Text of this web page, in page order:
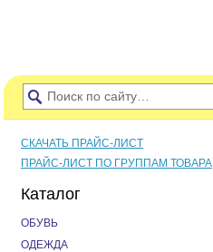
СКАЧАТЬ ПРАЙС-ЛИСТ
ПРАЙС-ЛИСТ ПО ГРУППАМ ТОВАРА
Каталог
ОБУВЬ
ОДЕЖДА